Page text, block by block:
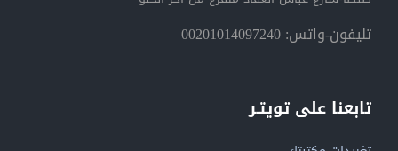
تليفون-واتس: 00201014097240
تابعنا على تويتـر